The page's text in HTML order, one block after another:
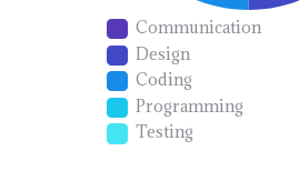
Communication
Design
Coding
Programming
Testing